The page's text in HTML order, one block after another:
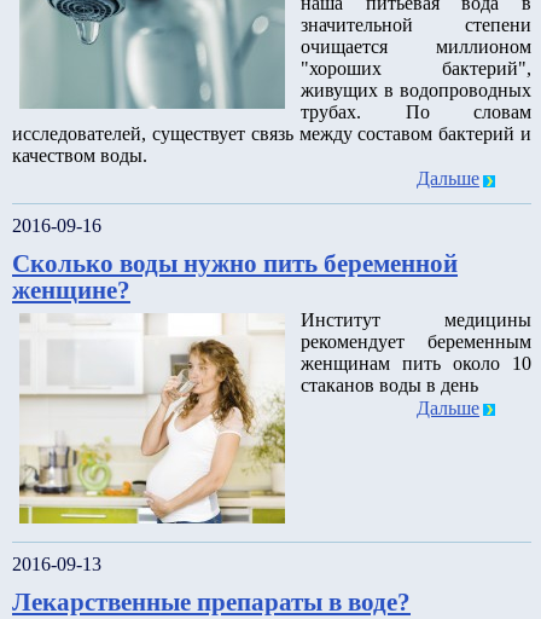
значительной степени
очищается миллионом
"хороших бактерий",
живущих в водопроводных
трубах. По словам
исследователей, существует связь между составом бактерий и
качеством воды.
Дальше
2016-09-16
Сколько воды нужно пить беременной
женщине?
Институт медицины
рекомендует беременным
женщинам пить около 10
стаканов воды в день
Дальше
2016-09-13
Лекарственные препараты в воде?